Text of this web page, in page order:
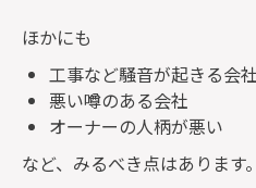
ほかにも
工事など騒音が起きる会社
悪い噂のある会社
オーナーの人柄が悪い
など、みるべき点はあります